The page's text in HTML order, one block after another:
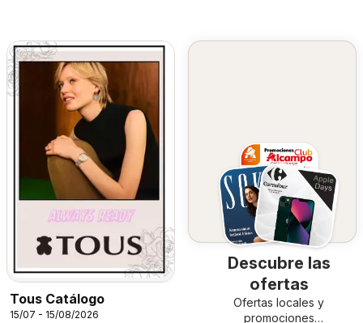
Tous Catálogo
15/07 - 15/08/2026
Descubre las
ofertas
Ofertas locales y
promociones